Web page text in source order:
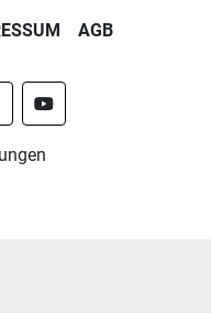
AGB
youtube